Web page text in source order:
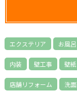
エクステリア お風呂
内装 壁工事 壁
店舗リフォーム 洗